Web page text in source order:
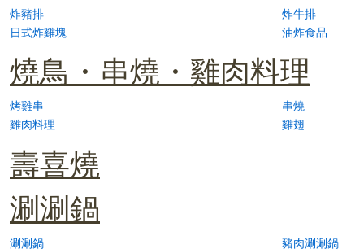
炸豬排
炸牛排
日式炸雞塊
油炸食品
燒鳥・串燒・雞肉料理
烤雞串
串燒
雞肉料理
雞翅
壽喜燒
涮涮鍋
涮涮鍋 豬肉涮涮鍋